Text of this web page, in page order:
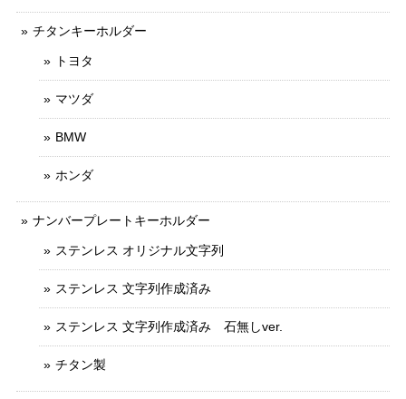
チタンキーホルダー
トヨタ
マツダ
BMW
ホンダ
ナンバープレートキーホルダー
ステンレス オリジナル文字列
ステンレス 文字列作成済み
ステンレス 文字列作成済み 石無しver.
チタン製